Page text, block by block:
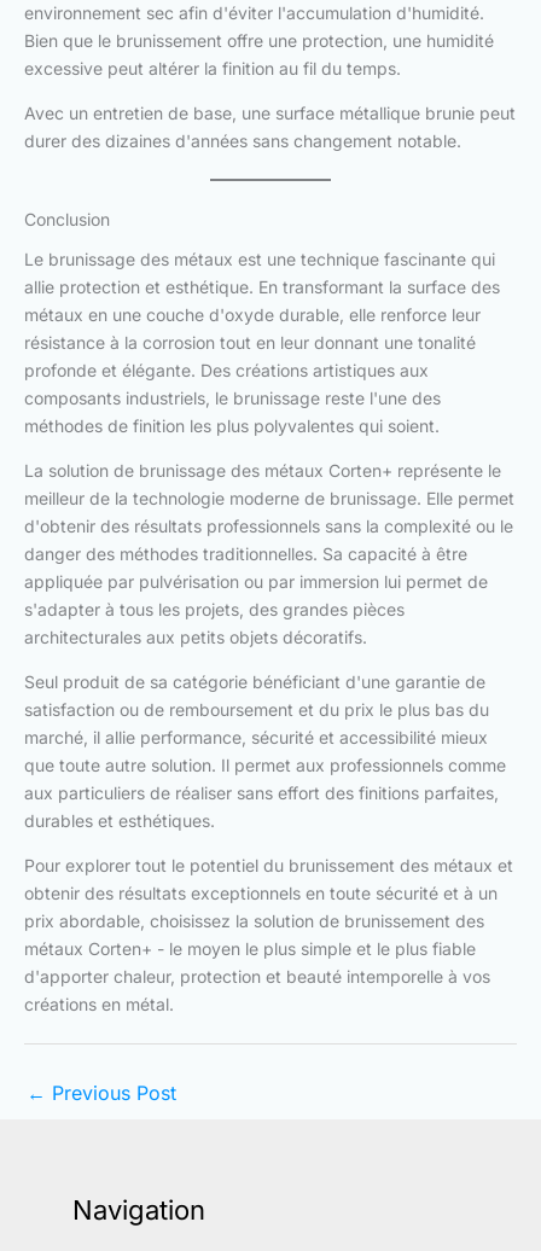
environnement sec afin d'éviter l'accumulation d'humidité.
Bien que le brunissement offre une protection, une humidité
excessive peut altérer la finition au fil du temps.
Avec un entretien de base, une surface métallique brunie peut
durer des dizaines d'années sans changement notable.
Conclusion
Le brunissage des métaux est une technique fascinante qui
allie protection et esthétique. En transformant la surface des
métaux en une couche d'oxyde durable, elle renforce leur
résistance à la corrosion tout en leur donnant une tonalité
profonde et élégante. Des créations artistiques aux
composants industriels, le brunissage reste l'une des
méthodes de finition les plus polyvalentes qui soient.
La solution de brunissage des métaux Corten+ représente le
meilleur de la technologie moderne de brunissage. Elle permet
d'obtenir des résultats professionnels sans la complexité ou le
danger des méthodes traditionnelles. Sa capacité à être
appliquée par pulvérisation ou par immersion lui permet de
s'adapter à tous les projets, des grandes pièces
architecturales aux petits objets décoratifs.
Seul produit de sa catégorie bénéficiant d'une garantie de
satisfaction ou de remboursement et du prix le plus bas du
marché, il allie performance, sécurité et accessibilité mieux
que toute autre solution. Il permet aux professionnels comme
aux particuliers de réaliser sans effort des finitions parfaites,
durables et esthétiques.
Pour explorer tout le potentiel du brunissement des métaux et
obtenir des résultats exceptionnels en toute sécurité et à un
prix abordable, choisissez la solution de brunissement des
métaux Corten+ - le moyen le plus simple et le plus fiable
d'apporter chaleur, protection et beauté intemporelle à vos
créations en métal.
← Previous Post
Navigation